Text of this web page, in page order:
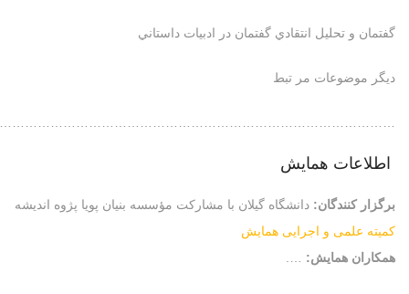
گفتمان و تحليل انتقادي گفتمان در ادبيات داستاني
ديگر موضوعات مر تبط
اطلاعات همایش
برگزار كنندگان: دانشگاه گیلان با مشارکت مؤسسه بنیان پویا پژوه اندیشه
کمیته علمی و اجرایی همایش
همکاران همایش: